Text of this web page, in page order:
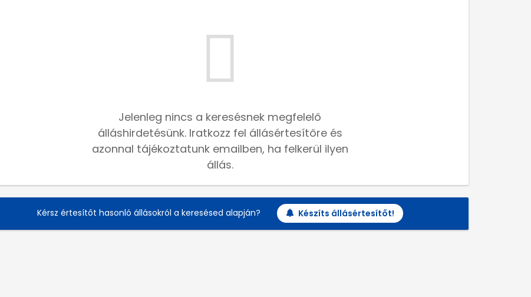
Jelenleg nincs a keresésnek megfelelő
álláshirdetésünk. Iratkozz fel állásértesítőre és
azonnal tájékoztatunk emailben, ha felkerül ilyen
állás.
Kérsz értesítőt hasonló állásokról a keresésed alapján? Készíts állásértesítőt!